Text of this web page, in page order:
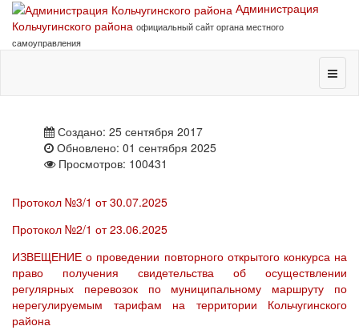
Администрация
Кольчугинского района официальный сайт органа местного
самоуправления
Создано: 25 сентября 2017
Обновлено: 01 сентября 2025
Просмотров: 100431
Протокол №3/1 от 30.07.2025
Протокол №2/1 от 23.06.2025
ИЗВЕЩЕНИЕ о проведении повторного открытого конкурса на
право получения свидетельства об осуществлении
регулярных перевозок по муниципальному маршруту по
нерегулируемым тарифам на территории Кольчугинского
района